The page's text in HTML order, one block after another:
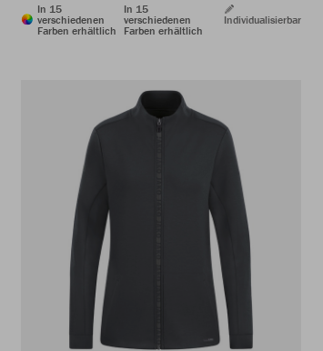
In 15
verschiedenen
Farben erhältlich
In 15
verschiedenen
Farben erhältlich
Individualisierbar